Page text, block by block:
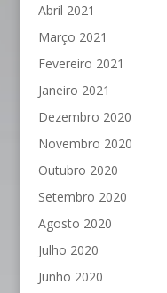
Abril 2021
Março 2021
Fevereiro 2021
Janeiro 2021
Dezembro 2020
Novembro 2020
Outubro 2020
Setembro 2020
Agosto 2020
Julho 2020
Junho 2020